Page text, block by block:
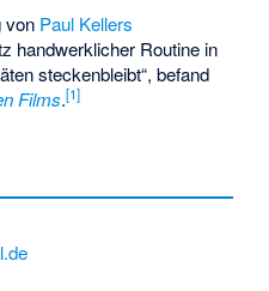
von Paul Kellers
handwerklicher Routine in
steckenbleibt“, befand
Films.[1]